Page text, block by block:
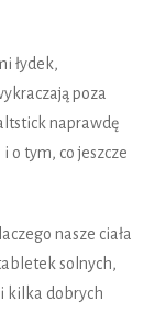
łydek,
poza
naprawdę
o tym, co jeszcze
nasze ciała
solnych,
kilka dobrych